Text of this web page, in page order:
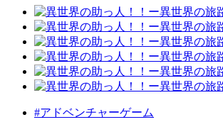
#アドベンチャーゲーム